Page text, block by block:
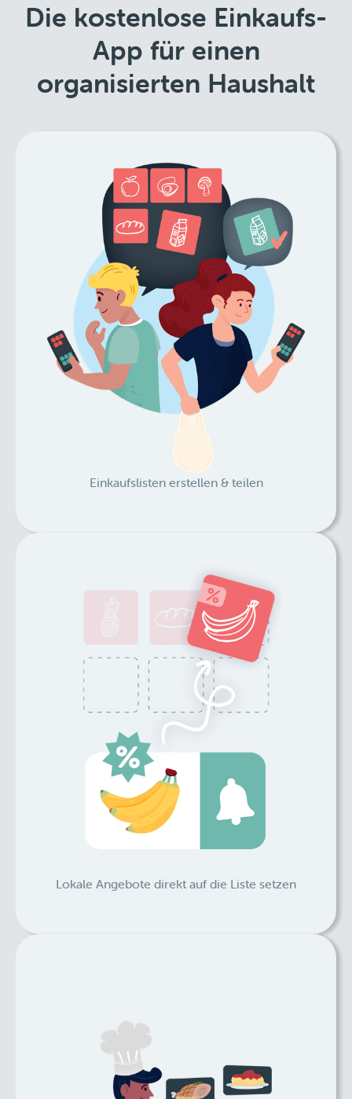
Die kostenlose Einkaufs-
App für einen
organisierten Haushalt
Einkaufslisten erstellen & teilen
Lokale Angebote direkt auf die Liste setzen